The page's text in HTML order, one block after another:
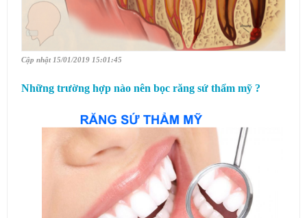
Cập nhật 15/01/2019 15:01:45
Những trường hợp nào nên bọc răng sứ thẩm mỹ ?